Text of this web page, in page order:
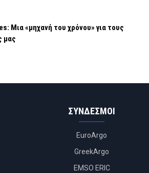
Μια «μηχανή του χρόνου» για τους
μας
ΣΥΝΔΕΣΜΟΙ
EuroArgo
GreekArgo
EMSO ERIC